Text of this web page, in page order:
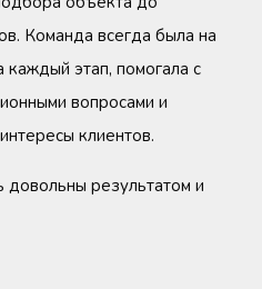
Команда всегда была на
этап, помогала с
вопросами и
клиентов.
довольны результатом и